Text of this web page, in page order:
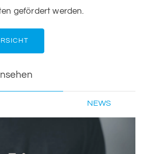
gefördert werden.
NEWS